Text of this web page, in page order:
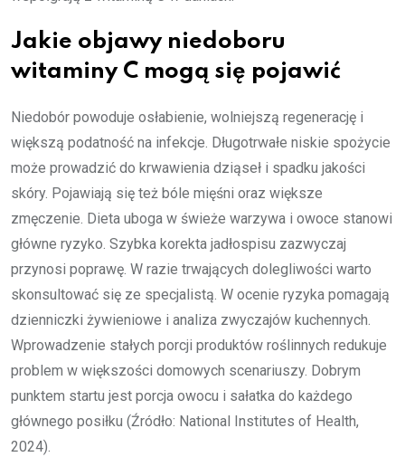
Jakie objawy niedoboru
witaminy C mogą się pojawić
Niedobór powoduje osłabienie, wolniejszą regenerację i
większą podatność na infekcje. Długotrwałe niskie spożycie
może prowadzić do krwawienia dziąseł i spadku jakości
skóry. Pojawiają się też bóle mięśni oraz większe
zmęczenie. Dieta uboga w świeże warzywa i owoce stanowi
główne ryzyko. Szybka korekta jadłospisu zazwyczaj
przynosi poprawę. W razie trwających dolegliwości warto
skonsultować się ze specjalistą. W ocenie ryzyka pomagają
dzienniczki żywieniowe i analiza zwyczajów kuchennych.
Wprowadzenie stałych porcji produktów roślinnych redukuje
problem w większości domowych scenariuszy. Dobrym
punktem startu jest porcja owocu i sałatka do każdego
głównego posiłku (Źródło: National Institutes of Health,
2024).